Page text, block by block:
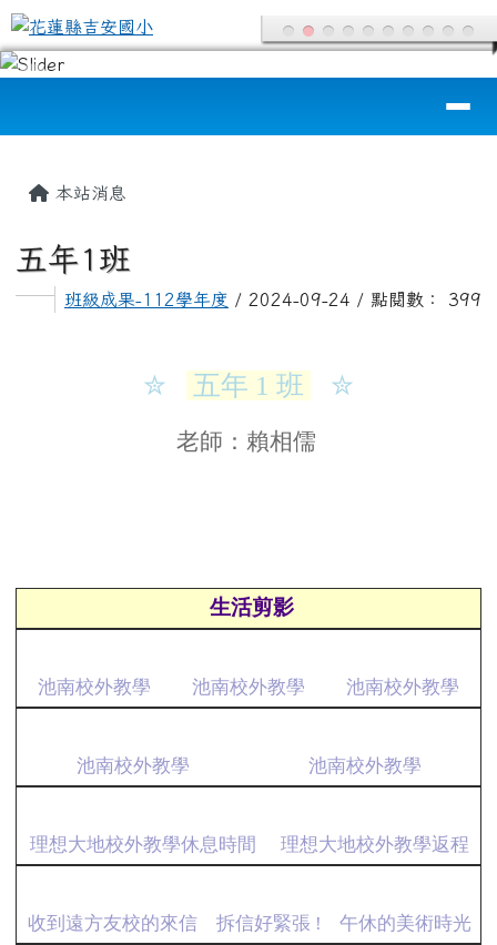
跳至主內容區
花蓮縣吉安國小
本站消息
五年1班
班級成果-112學年度 / 2024-09-24 / 點閱數： 399
✮ 五年 1 班 ✮
老師：賴相儒
生活剪影
池南校外教學 池南校外教學 池南校外教學
池南校外教學 池南校外教學
理想大地校外教學休息時間 理想大地校外教學返程
收到遠方友校的來信 拆信好緊張 ! 午休的美術時光